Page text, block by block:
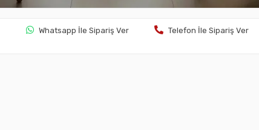
Whatsapp İle Sipariş Ver Telefon İle Sipariş Ver